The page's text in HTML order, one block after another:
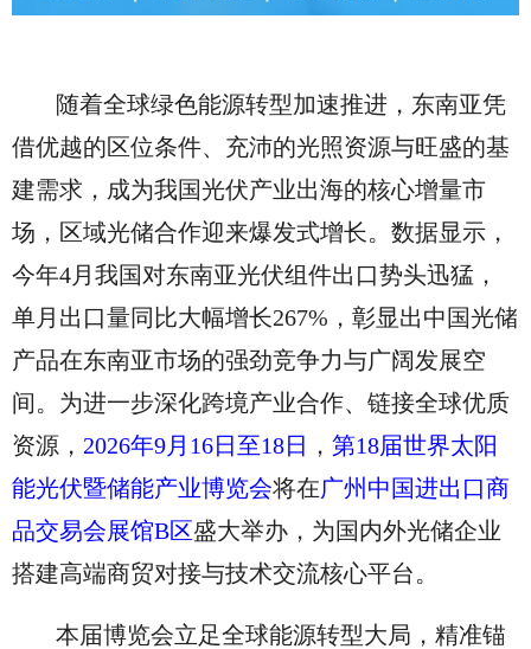
随着全球绿色能源转型加速推进，东南亚凭
借优越的区位条件、充沛的光照资源与旺盛的基
建需求，成为我国光伏产业出海的核心增量市
场，区域光储合作迎来爆发式增长。数据显示，
今年4月我国对东南亚光伏组件出口势头迅猛，
单月出口量同比大幅增长267%，彰显出中国光储
产品在东南亚市场的强劲竞争力与广阔发展空
间。为进一步深化跨境产业合作、链接全球优质
资源， 2026年9月16日至18日 ， 第18届世界太阳
能光伏暨储能产业博览会将在广州中国进出口商
品交易会展馆B区盛大举办，为国内外光储企业
搭建高端商贸对接与技术交流核心平台。
本届博览会立足全球能源转型大局，精准锚